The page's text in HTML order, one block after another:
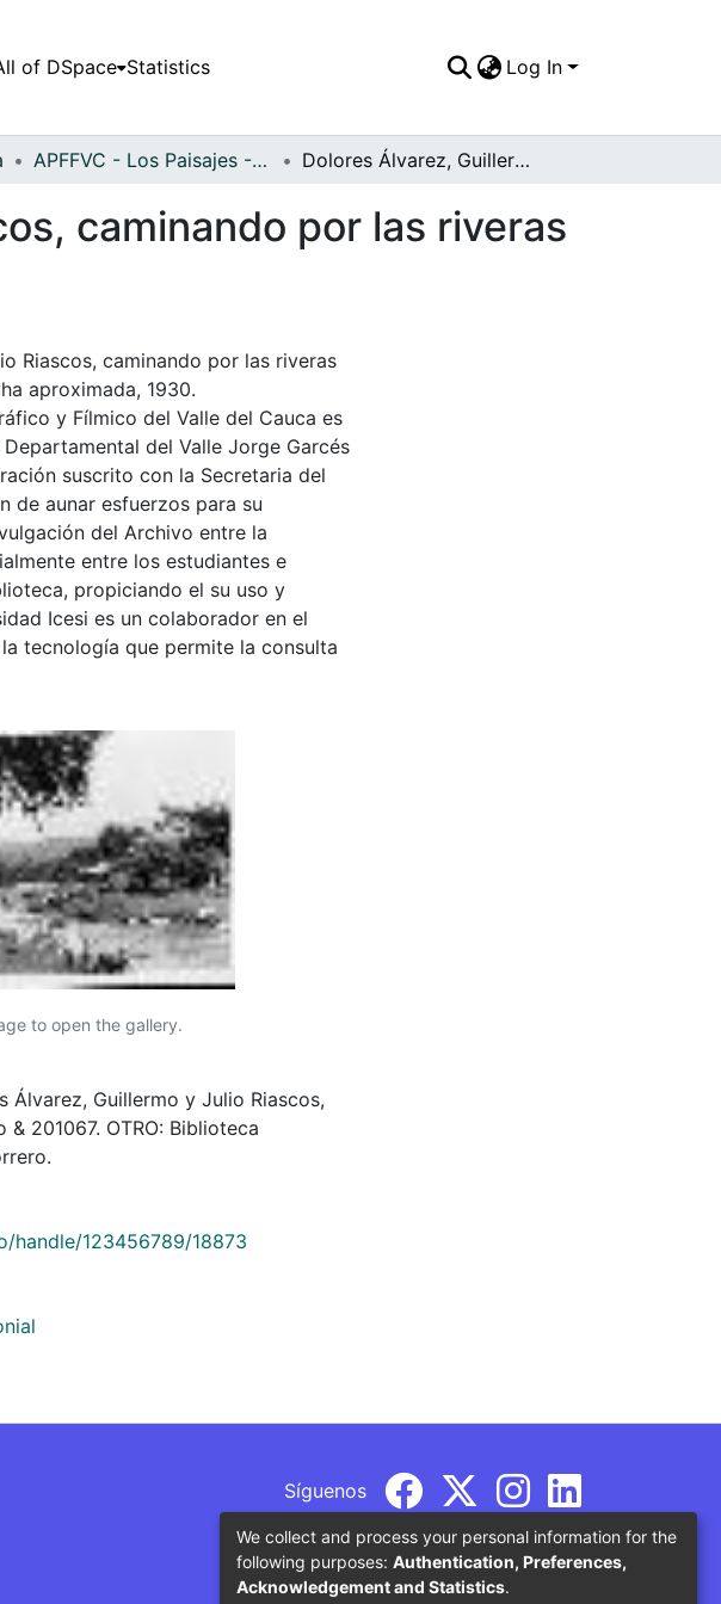
of DSpace Statistics Log In
APFFVC - Los Paisajes - Patrimonial Dolores Álvarez, Guillermo y Julio Riascos, caminando por las riveras del río
caminando por las riveras
Riascos, caminando por las riveras
aproximada, 1930.
y Fílmico del Valle del Cauca es
del Valle Jorge Garcés
suscrito con la Secretaria del
de aunar esfuerzos para su
del Archivo entre la
entre los estudiantes e
propiciando el su uso y
Icesi es un colaborador en el
tecnología que permite la consulta
to open the gallery.
Álvarez, Guillermo y Julio Riascos,
201067. OTRO: Biblioteca
handle/123456789/18873
Síguenos
We collect and process your personal information for the
following purposes: Authentication, Preferences,
Acknowledgement and Statistics.